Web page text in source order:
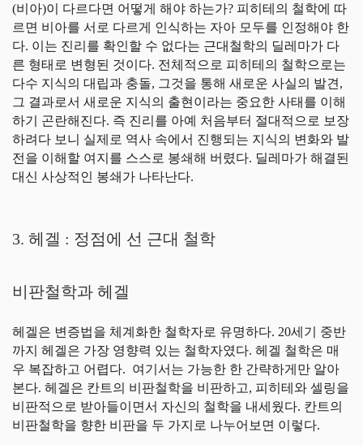
(비아)이 다르다면 어떻게 해야 하는가? 피히테의 철학에 따
르면 비아를 서로 다르게 인식하는 자아 모두를 인정해야 한
다. 이는 진리를 확인할 수 없다는 근대철학의 딜레마가 다
른 형태로 변형된 것이다. 전체적으로 피히테의 철학으로는
다수 지식의 대립과 충돌, 그것을 통해 새로운 사실의 발견,
그 결과로서 새로운 지식의 출현이라는 중요한 사태를 이해
하기 곤란해진다. 즉 진리를 아예 처음부터 절대적으로 보장
하려다 보니 실제로 역사 속에서 진행되는 지식의 변화와 발
전을 이해할 여지를 스스로 봉쇄해 버렸다. 딜레마가 해결된
대신 사상적인 봉쇄가 나타난다.
3. 헤겔 : 정점에 선 근대 철학
비판철학과 헤겔
헤겔은 변증법을 체계화한 철학자로 유명하다. 20세기 중반
까지 헤겔은 가장 영향력 있는 철학자였다. 헤겔 철학은 매
우 복잡하고 어렵다. 여기서는 가능한 한 간략하게만 알아
본다. 헤겔은 칸트의 비판철학을 비판하고, 피히테와 셀링을
비판적으로 받아들이면서 자신의 철학을 내세웠다. 칸트의
비판철학을 향한 비판을 두 가지로 나누어보면 이렇다.